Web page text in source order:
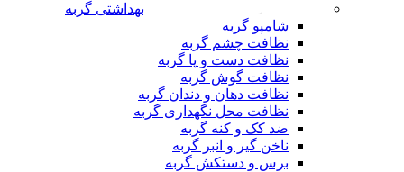
بهداشتی گربه
شامپو گربه
نظافت چشم گربه
نظافت دست و پا گربه
نظافت گوش گربه
نظافت دهان و دندان گربه
نظافت محل نگهداری گربه
ضد کک و کنه گربه
ناخن گیر و انبر گربه
برس و دستکش گربه